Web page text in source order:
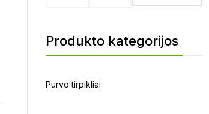
Produkto kategorijos